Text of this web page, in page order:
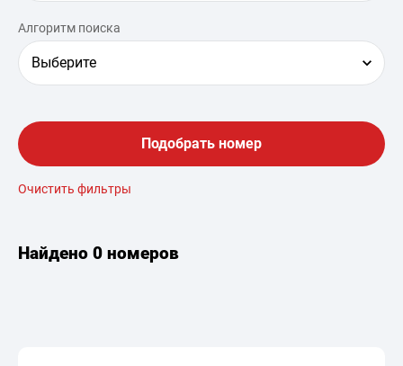
Алгоритм поиска
Выберите
Подобрать номер
Очистить фильтры
Найдено 0 номеров